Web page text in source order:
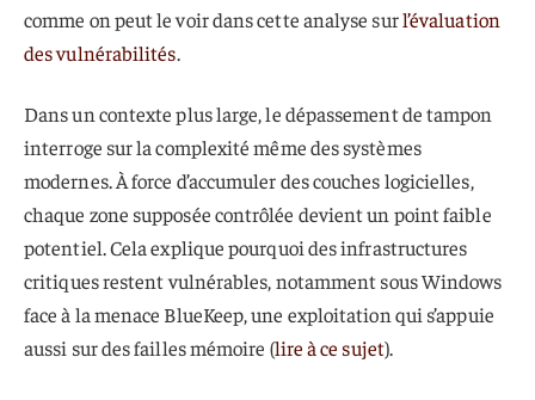
comme on peut le voir dans cette analyse surl’évaluation
des vulnérabilités.
Dans un contexte plus large, le dépassement de tampon
interroge sur la complexité même des systèmes
modernes. À force d’accumuler des couches logicielles,
chaque zone supposée contrôlée devient un point faible
potentiel. Cela explique pourquoi des infrastructures
critiques restent vulnérables, notamment sous Windows
face à la menace BlueKeep, une exploitation qui s’appuie
aussi sur des failles mémoire (lire à ce sujet).